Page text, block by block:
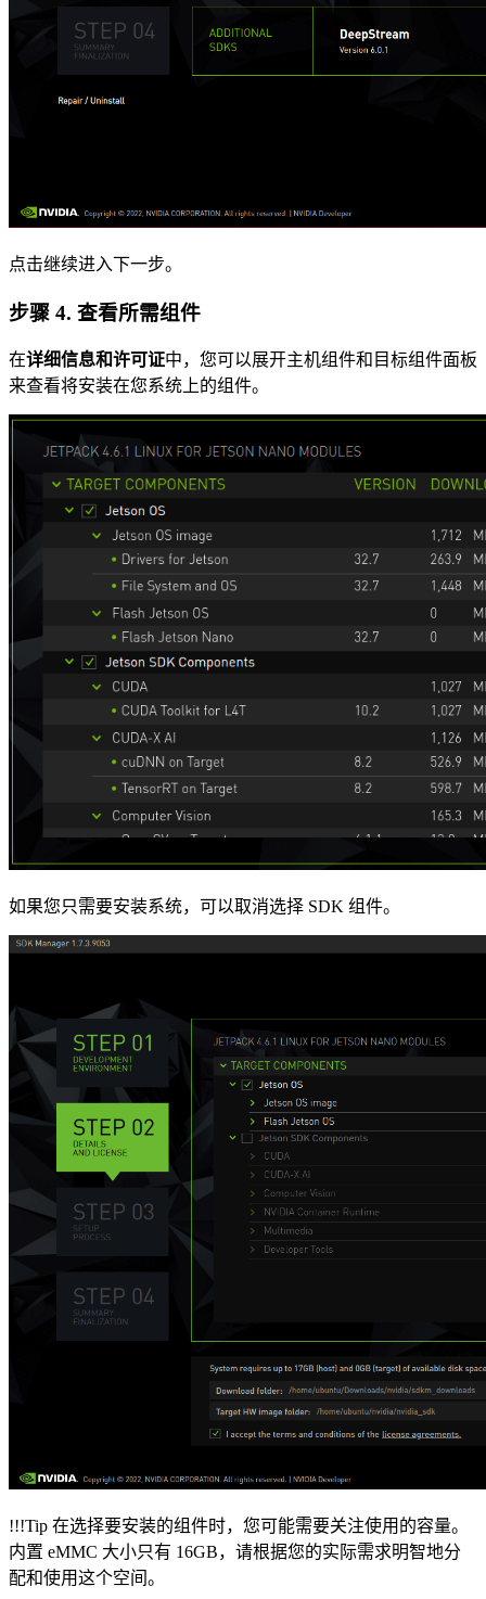
点击继续进入下一步。
步骤 4. 查看所需组件
在详细信息和许可证中，您可以展开主机组件和目标组件面板
来查看将安装在您系统上的组件。
如果您只需要安装系统，可以取消选择 SDK 组件。
!!!Tip 在选择要安装的组件时，您可能需要关注使用的容量。
内置 eMMC 大小只有 16GB，请根据您的实际需求明智地分
配和使用这个空间。